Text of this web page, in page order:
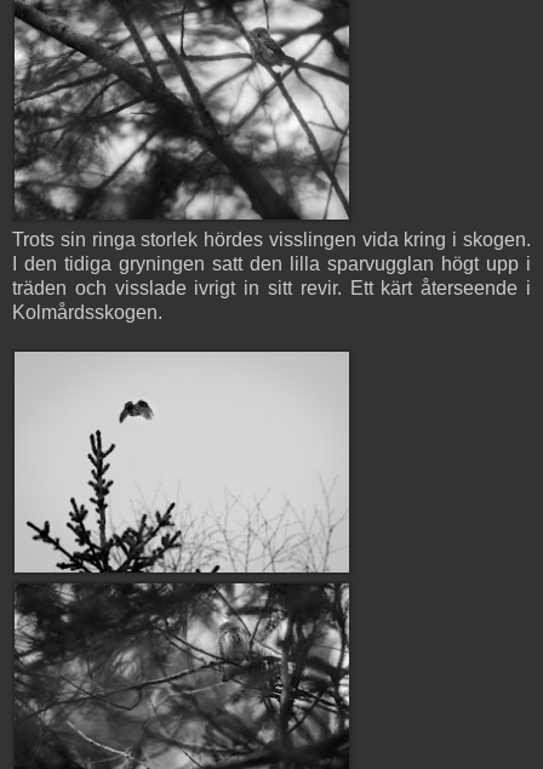
Trots sin ringa storlek hördes visslingen vida kring i skogen.
I den tidiga gryningen satt den lilla sparvugglan högt upp i
träden och visslade ivrigt in sitt revir. Ett kärt återseende i
Kolmårdsskogen.